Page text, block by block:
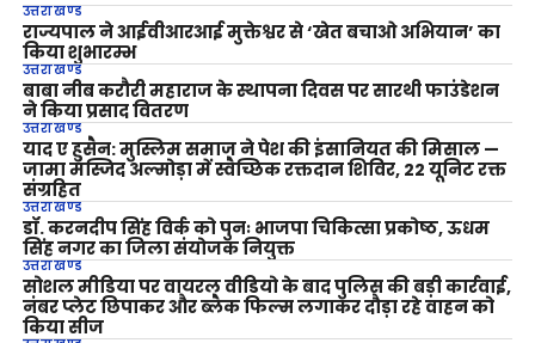
उत्तराखण्ड
राज्यपाल ने आईवीआरआई मुक्तेश्वर से ‘खेत बचाओ अभियान’ का
किया शुभारम्भ
उत्तराखण्ड
बाबा नीब करौरी महाराज के स्थापना दिवस पर सारथी फाउंडेशन
ने किया प्रसाद वितरण
उत्तराखण्ड
याद ए हुसैन: मुस्लिम समाज ने पेश की इंसानियत की मिसाल —
जामा मस्जिद अल्मोड़ा में स्वैच्छिक रक्तदान शिविर, 22 यूनिट रक्त
संग्रहित
उत्तराखण्ड
डॉ. करनदीप सिंह विर्क को पुनः भाजपा चिकित्सा प्रकोष्ठ, ऊधम
सिंह नगर का जिला संयोजक नियुक्त
उत्तराखण्ड
सोशल मीडिया पर वायरल वीडियो के बाद पुलिस की बड़ी कार्रवाई,
नंबर प्लेट छिपाकर और ब्लैक फिल्म लगाकर दौड़ा रहे वाहन को
किया सीज